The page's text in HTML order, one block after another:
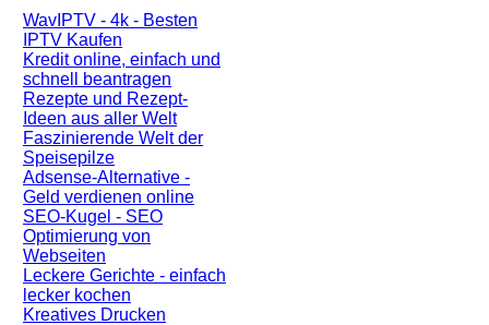
WavIPTV - 4k - Besten
IPTV Kaufen
Kredit online, einfach und
schnell beantragen
Rezepte und Rezept-
Ideen aus aller Welt
Faszinierende Welt der
Speisepilze
Adsense-Alternative -
Geld verdienen online
SEO-Kugel - SEO
Optimierung von
Webseiten
Leckere Gerichte - einfach
lecker kochen
Kreatives Drucken